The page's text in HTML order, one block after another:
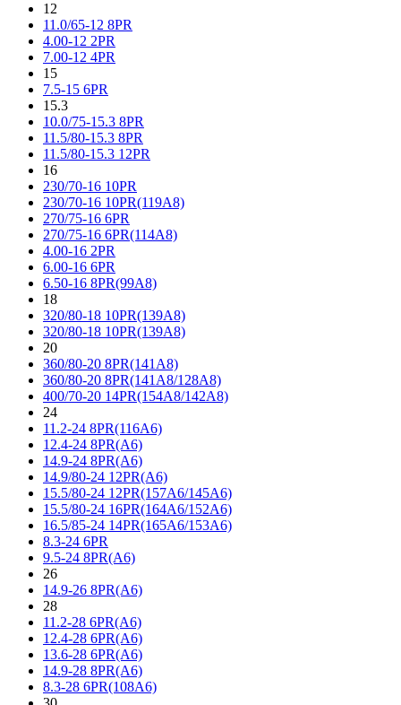
12
11.0/65-12 8PR
4.00-12 2PR
7.00-12 4PR
15
7.5-15 6PR
15.3
10.0/75-15.3 8PR
11.5/80-15.3 8PR
11.5/80-15.3 12PR
16
230/70-16 10PR
230/70-16 10PR(119A8)
270/75-16 6PR
270/75-16 6PR(114A8)
4.00-16 2PR
6.00-16 6PR
6.50-16 8PR(99A8)
18
320/80-18 10PR(139A8)
320/80-18 10PR(139A8)
20
360/80-20 8PR(141A8)
360/80-20 8PR(141A8/128A8)
400/70-20 14PR(154A8/142A8)
24
11.2-24 8PR(116A6)
12.4-24 8PR(A6)
14.9-24 8PR(A6)
14.9/80-24 12PR(A6)
15.5/80-24 12PR(157A6/145A6)
15.5/80-24 16PR(164A6/152A6)
16.5/85-24 14PR(165A6/153A6)
8.3-24 6PR
9.5-24 8PR(A6)
26
14.9-26 8PR(A6)
28
11.2-28 6PR(A6)
12.4-28 6PR(A6)
13.6-28 6PR(A6)
14.9-28 8PR(A6)
8.3-28 6PR(108A6)